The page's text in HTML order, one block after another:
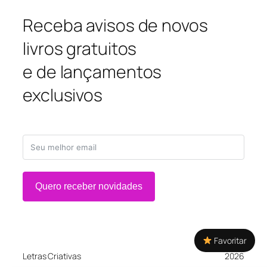
Receba avisos de novos
livros gratuitos
e de lançamentos
exclusivos
Quero receber novidades
Letras Criativas 2026
Favoritar